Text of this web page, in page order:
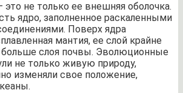
это не только ее внешняя оболочка.
ядро, заполненное раскаленными
Поверх ядра
мантия, ее слой крайне
больше слоя почвы. Эволюционные
не только живую природу,
изменяли свое положение,